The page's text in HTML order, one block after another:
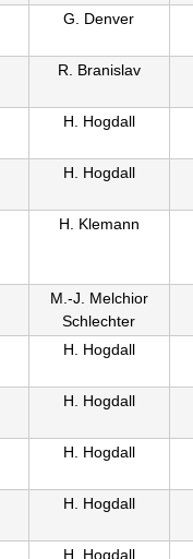
G. Denver
R. Branislav
H. Hogdall
H. Hogdall
H. Klemann
M.-J. Melchior
Schlechter
H. Hogdall
H. Hogdall
H. Hogdall
H. Hogdall
H. Hogdall